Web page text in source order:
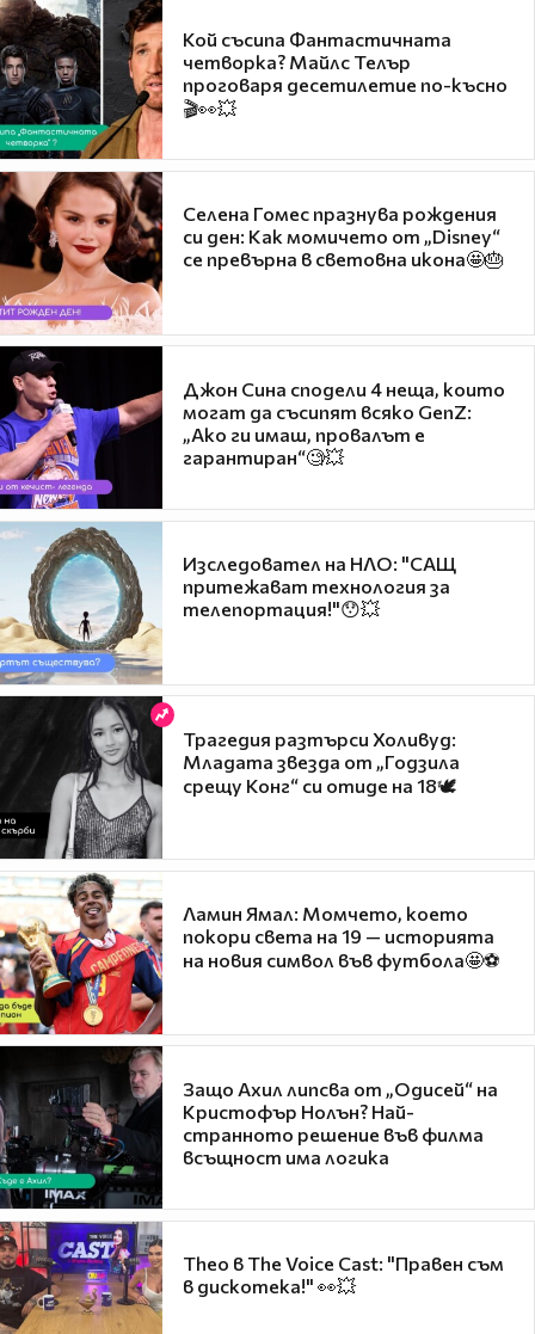
Кой съсипа Фантастичната
четворка? Майлс Телър
проговаря десетилетие по-късно
🎬👀💥
Селена Гомес празнува рождения
си ден: Как момичето от „Disney“
се превърна в световна икона🤩🎂
Джон Сина сподели 4 неща, които
могат да съсипят всяко GenZ:
„Ако ги имаш, провалът е
гарантиран“🧐💥
Изследовател на НЛО: "САЩ
притежават технология за
телепортация!"😯💥
Трагедия разтърси Холивуд:
Младата звезда от „Годзила
срещу Конг“ си отиде на 18🕊️
Ламин Ямал: Момчето, което
покори света на 19 — историята
на новия символ във футбола🤩⚽
Защо Ахил липсва от „Одисей“ на
Кристофър Нолън? Най-
странното решение във филма
всъщност има логика
Theo в The Voice Cast: "Правен съм
в дискотека!" 👀💥